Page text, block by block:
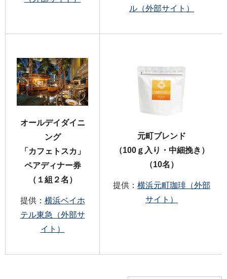
ル（外部サイト）
オールデイダイニ
ング
「カフェトスカ」
ペアディナー券
（１組２名）
提供： 横浜ベイホ
テル東急（外部サ
イト）
元町ブレンド
（100ｇ入り・中細挽き）
（10名）
提供： 横浜元町珈琲（外部
サイト）